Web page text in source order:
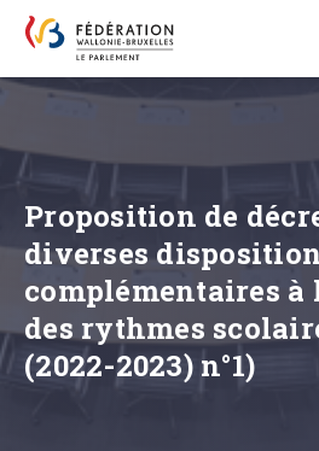
Proposition de
diverses
complémentaires à
des rythmes
(2022-2023) n°1)